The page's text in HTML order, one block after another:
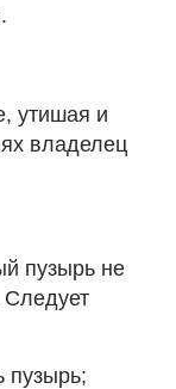
утишая и
владелец
пузырь не
Следует
пузырь;